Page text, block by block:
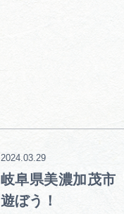
岐阜県美濃加茂市
遊ぼう！
2024.03.29